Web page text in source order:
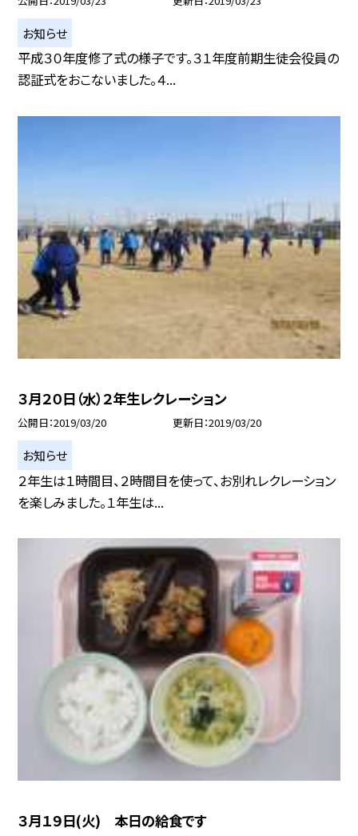
お知らせ
平成３０年度修了式の様子です。３１年度前期生徒会役員の
認証式をおこないました。４...
３月２０日（水）２年生レクレーション
公開日 2019/03/20 更新日 2019/03/20
お知らせ
２年生は１時間目、２時間目を使って、お別れレクレーション
を楽しみました。１年生は...
３月１９日(火) 本日の給食です